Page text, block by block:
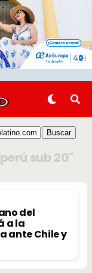
sub 20"
del
a la
ante Chile y